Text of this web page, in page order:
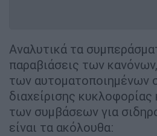
Αναλυτικά τα
παραβιάσεις των
των αυτοματοποιημένων
διαχείρισης
των συμβάσεων για
είναι τα ακόλουθα: